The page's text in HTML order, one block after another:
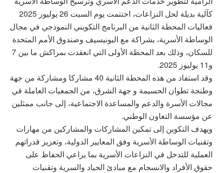
كآلية بديلة لحل النزاعات، اختتمت يوم السبت 26 يوليوز 2025
فعاليات المحطة الثانية من البرنامج التكويني النموذجي في مجال
الوساطة الأسرية، بشراكة مع اليونيسيف وصندوق الأمم المتحدة
للسكان، وذلك بعد المحطة الأولى التي انعقدت بمراكش ما بين 7
و11 يوليوز 2025.
وقد استفاد من هذه المحطة الثانية 40 مشاركا ومشاركة من جهة
وطنجة تطوان الحسيمة و جهة الشرق، من الجمعيات العاملة في
مجالات الأسرة والدعم والمساعدة الاجتماعية، إلى جانب ممثلين
عن مؤسسة التعاون الوطني.
ويهدف التكوين إلى تمكين المشاركات والمشاركين من مهارات
وتقنيات الوساطة الأسرية وفق المعايير الدولية، وتعزيز قدراتهم
العملية للتدخل في النزاعات الأسرية بما يراعي الحفاظ على
حقوق الأفراد والانسجام مع مبادئ الحياد والسرية وتقنيات